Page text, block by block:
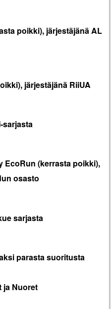
poikki), järjestäjänä AL
järjestäjänä RiiUA
sarjasta
EcoRun (kerrasta poikki),
osasto
sarjasta
parasta suoritusta
ja Nuoret